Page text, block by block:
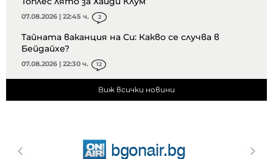
07.08.2026 | 22:45 ч. 2
Тайната ваканция на Си: Какво се случва в
Бейдайхе?
07.08.2026 | 22:30 ч. 12
Виж всички новини